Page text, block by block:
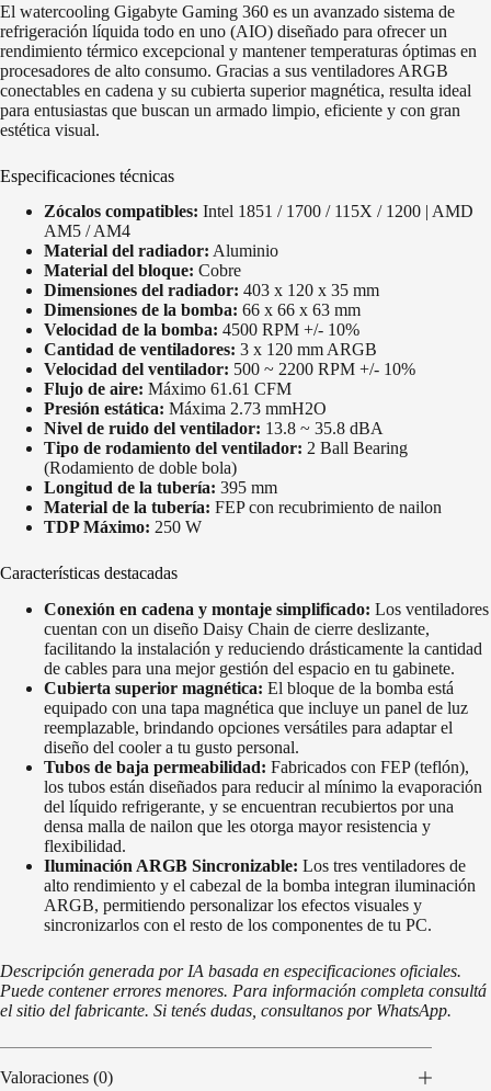
El watercooling Gigabyte Gaming 360 es un avanzado sistema de
refrigeración líquida todo en uno (AIO) diseñado para ofrecer un
rendimiento térmico excepcional y mantener temperaturas óptimas en
procesadores de alto consumo. Gracias a sus ventiladores ARGB
conectables en cadena y su cubierta superior magnética, resulta ideal
para entusiastas que buscan un armado limpio, eficiente y con gran
estética visual.
Especificaciones técnicas
Zócalos compatibles: Intel 1851 / 1700 / 115X / 1200 | AMD
AM5 / AM4
Material del radiador: Aluminio
Material del bloque: Cobre
Dimensiones del radiador: 403 x 120 x 35 mm
Dimensiones de la bomba: 66 x 66 x 63 mm
Velocidad de la bomba: 4500 RPM +/- 10%
Cantidad de ventiladores: 3 x 120 mm ARGB
Velocidad del ventilador: 500 ~ 2200 RPM +/- 10%
Flujo de aire: Máximo 61.61 CFM
Presión estática: Máxima 2.73 mmH2O
Nivel de ruido del ventilador: 13.8 ~ 35.8 dBA
Tipo de rodamiento del ventilador: 2 Ball Bearing
(Rodamiento de doble bola)
Longitud de la tubería: 395 mm
Material de la tubería: FEP con recubrimiento de nailon
TDP Máximo: 250 W
Características destacadas
Conexión en cadena y montaje simplificado: Los ventiladores
cuentan con un diseño Daisy Chain de cierre deslizante,
facilitando la instalación y reduciendo drásticamente la cantidad
de cables para una mejor gestión del espacio en tu gabinete.
Cubierta superior magnética: El bloque de la bomba está
equipado con una tapa magnética que incluye un panel de luz
reemplazable, brindando opciones versátiles para adaptar el
diseño del cooler a tu gusto personal.
Tubos de baja permeabilidad: Fabricados con FEP (teflón),
los tubos están diseñados para reducir al mínimo la evaporación
del líquido refrigerante, y se encuentran recubiertos por una
densa malla de nailon que les otorga mayor resistencia y
flexibilidad.
Iluminación ARGB Sincronizable: Los tres ventiladores de
alto rendimiento y el cabezal de la bomba integran iluminación
ARGB, permitiendo personalizar los efectos visuales y
sincronizarlos con el resto de los componentes de tu PC.
Descripción generada por IA basada en especificaciones oficiales.
Puede contener errores menores. Para información completa consultá
el sitio del fabricante. Si tenés dudas, consultanos por WhatsApp.
Valoraciones (0)